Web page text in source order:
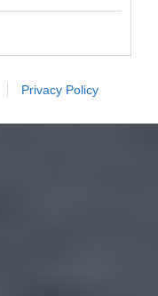
Privacy Policy